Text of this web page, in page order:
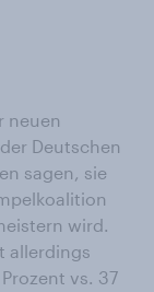
neuen
Deutschen
sagen, sie
wird.
allerdings
vs. 37